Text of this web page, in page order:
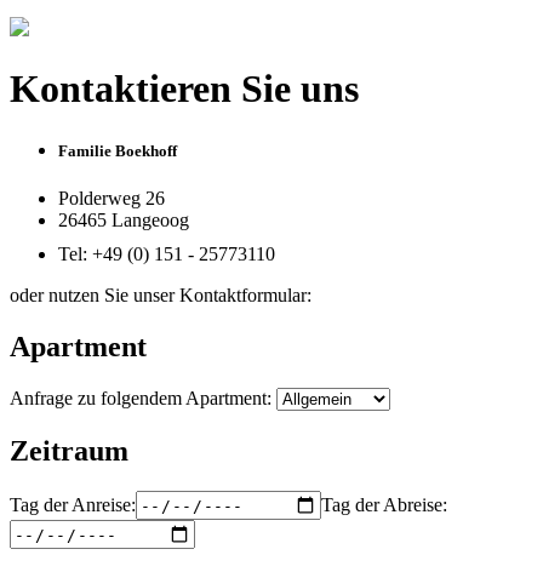
Kontaktieren Sie uns
Familie Boekhoff
Polderweg 26
26465 Langeoog
Tel: +49 (0) 151 - 25773110
oder nutzen Sie unser Kontaktformular:
Apartment
Anfrage zu folgendem Apartment:
Zeitraum
Tag der Anreise: Tag der Abreise: